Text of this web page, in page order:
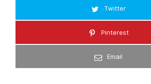
Twitter
Pinterest
Email